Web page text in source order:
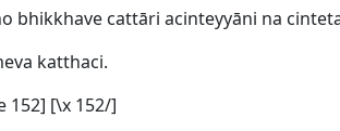
bhikkhave cattāri acinteyyāni na
katthaci.
152] [\x 152/]